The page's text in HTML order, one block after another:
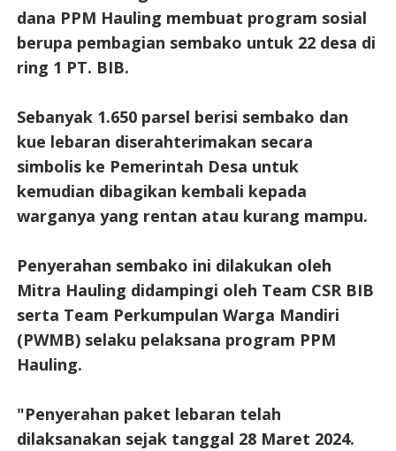
dana PPM Hauling membuat program sosial
berupa pembagian sembako untuk 22 desa di
ring 1 PT. BIB.
Sebanyak 1.650 parsel berisi sembako dan
kue lebaran diserahterimakan secara
simbolis ke Pemerintah Desa untuk
kemudian dibagikan kembali kepada
warganya yang rentan atau kurang mampu.
Penyerahan sembako ini dilakukan oleh
Mitra Hauling didampingi oleh Team CSR BIB
serta Team Perkumpulan Warga Mandiri
(PWMB) selaku pelaksana program PPM
Hauling.
"Penyerahan paket lebaran telah
dilaksanakan sejak tanggal 28 Maret 2024.